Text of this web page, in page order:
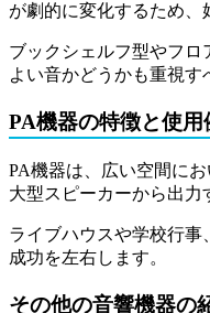
が劇的に変化するため、
ブックシェルフ型やフ
よい音かどうかも重視す
PA機器の特徴と使用
PA機器は、広い空間に
大型スピーカーから出力
ライブハウスや学校行
成功を左右します。
その他の音響機器の